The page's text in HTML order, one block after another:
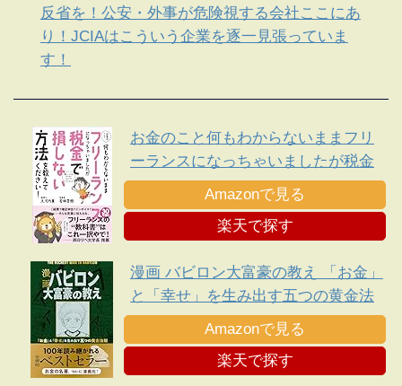
反省を！公安・外事が危険視する会社ここにあ
り！JCIAはこういう企業を逐一見張っていま
す！
お金のこと何もわからないままフリ
ーランスになっちゃいましたが税金
で損しない方法を教えてください!
Amazonで見る
楽天で探す
漫画 バビロン大富豪の教え 「お金」
と「幸せ」を生み出す五つの黄金法
則
Amazonで見る
楽天で探す